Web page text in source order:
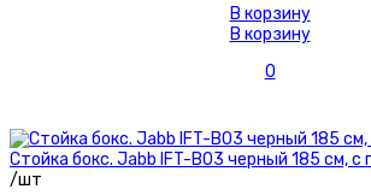
В корзину
В корзину
0
Стойка бокс. Jabb IFT-B03 черный 185 см, с
/шт